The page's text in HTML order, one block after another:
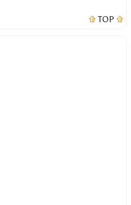
TOP